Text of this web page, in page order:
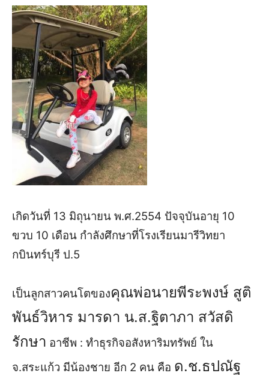
เกิดวันที่ 13 มิถุนายน พ.ศ.2554 ปัจจุบันอายุ 10
ขวบ 10 เดือน กำลังศึกษาที่โรงเรียนมารีวิทยา
กบินทร์บุรี ป.5
เป็นลูกสาวคนโตของคุณพ่อนายพีระพงษ์ สูติ
พันธ์วิหาร มารดา น.ส.ฐิตาภา สวัสดิ
รักษา อาชีพ : ทำธุรกิจอสังหาริมทรัพย์ ใน
จ.สระแก้ว มีน้องชาย อีก 2 คน คือ ด.ช.ธปณัฐ